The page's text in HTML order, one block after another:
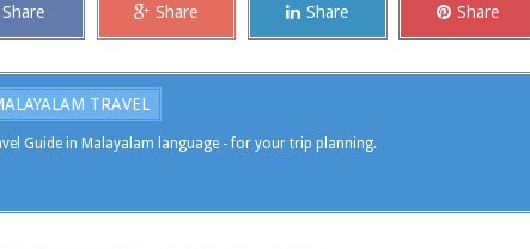
Share Share Share Share
TRAVEL
Guide in Malayalam language - for your trip planning.